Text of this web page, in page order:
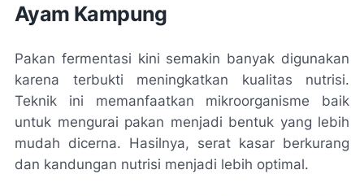
Ayam Kampung
Pakan fermentasi kini semakin banyak digunakan
karena terbukti meningkatkan kualitas nutrisi.
Teknik ini memanfaatkan mikroorganisme baik
untuk mengurai pakan menjadi bentuk yang lebih
mudah dicerna. Hasilnya, serat kasar berkurang
dan kandungan nutrisi menjadi lebih optimal.